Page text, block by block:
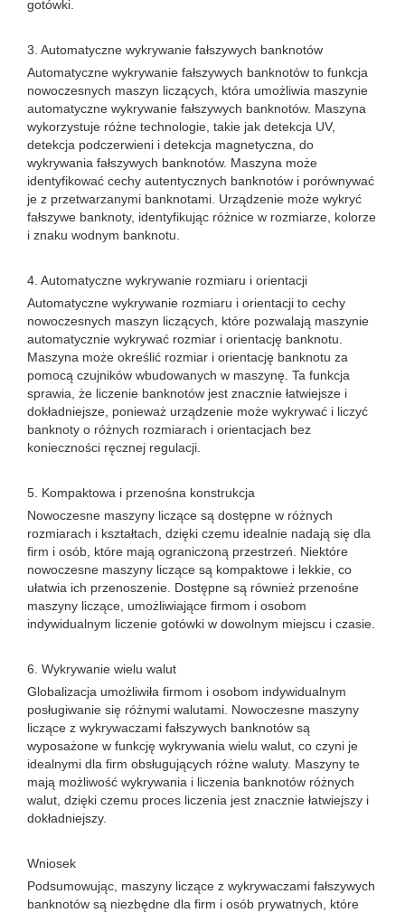
gotówki.
3. Automatyczne wykrywanie fałszywych banknotów
Automatyczne wykrywanie fałszywych banknotów to funkcja
nowoczesnych maszyn liczących, która umożliwia maszynie
automatyczne wykrywanie fałszywych banknotów. Maszyna
wykorzystuje różne technologie, takie jak detekcja UV,
detekcja podczerwieni i detekcja magnetyczna, do
wykrywania fałszywych banknotów. Maszyna może
identyfikować cechy autentycznych banknotów i porównywać
je z przetwarzanymi banknotami. Urządzenie może wykryć
fałszywe banknoty, identyfikując różnice w rozmiarze, kolorze
i znaku wodnym banknotu.
4. Automatyczne wykrywanie rozmiaru i orientacji
Automatyczne wykrywanie rozmiaru i orientacji to cechy
nowoczesnych maszyn liczących, które pozwalają maszynie
automatycznie wykrywać rozmiar i orientację banknotu.
Maszyna może określić rozmiar i orientację banknotu za
pomocą czujników wbudowanych w maszynę. Ta funkcja
sprawia, że ​​liczenie banknotów jest znacznie łatwiejsze i
dokładniejsze, ponieważ urządzenie może wykrywać i liczyć
banknoty o różnych rozmiarach i orientacjach bez
konieczności ręcznej regulacji.
5. Kompaktowa i przenośna konstrukcja
Nowoczesne maszyny liczące są dostępne w różnych
rozmiarach i kształtach, dzięki czemu idealnie nadają się dla
firm i osób, które mają ograniczoną przestrzeń. Niektóre
nowoczesne maszyny liczące są kompaktowe i lekkie, co
ułatwia ich przenoszenie. Dostępne są również przenośne
maszyny liczące, umożliwiające firmom i osobom
indywidualnym liczenie gotówki w dowolnym miejscu i czasie.
6. Wykrywanie wielu walut
Globalizacja umożliwiła firmom i osobom indywidualnym
posługiwanie się różnymi walutami. Nowoczesne maszyny
liczące z wykrywaczami fałszywych banknotów są
wyposażone w funkcję wykrywania wielu walut, co czyni je
idealnymi dla firm obsługujących różne waluty. Maszyny te
mają możliwość wykrywania i liczenia banknotów różnych
walut, dzięki czemu proces liczenia jest znacznie łatwiejszy i
dokładniejszy.
Wniosek
Podsumowując, maszyny liczące z wykrywaczami fałszywych
banknotów są niezbędne dla firm i osób prywatnych, które